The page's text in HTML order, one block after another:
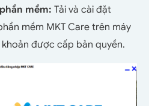
mềm: Tải và cài đặt
mềm MKT Care trên máy
được cấp bản quyền.